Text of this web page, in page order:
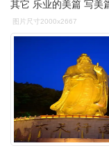
图片尺寸2000x2667